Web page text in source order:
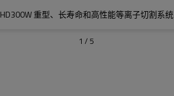
HD300W 重型、长寿命和高性能等离子切割系统
1 / 5